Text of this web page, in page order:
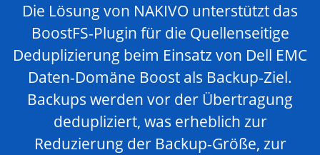
Die Lösung von NAKIVO unterstützt das
BoostFS-Plugin für die Quellenseitige
Deduplizierung beim Einsatz von Dell EMC
Daten-Domäne Boost als Backup-Ziel.
Backups werden vor der Übertragung
dedupliziert, was erheblich zur
Reduzierung der Backup-Größe, zur